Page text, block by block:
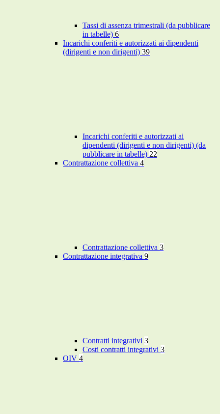
Tassi di assenza trimestrali (da pubblicare
in tabelle) 6
Incarichi conferiti e autorizzati ai dipendenti
(dirigenti e non dirigenti) 39
Incarichi conferiti e autorizzati ai
dipendenti (dirigenti e non dirigenti) (da
pubblicare in tabelle) 22
Contrattazione collettiva 4
Contrattazione collettiva 3
Contrattazione integrativa 9
Contratti integrativi 3
Costi contratti integrativi 3
OIV 4